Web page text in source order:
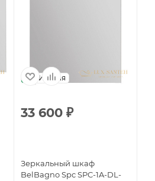
Италия
33 600 ₽
Зеркальный шкаф
BelBagno Spc SPC-1A-DL-